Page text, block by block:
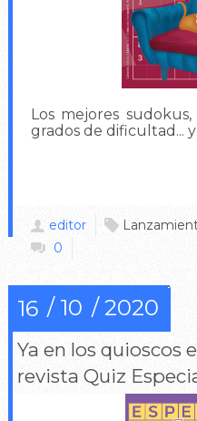
Los mejores
grados de dificultad...
editor
0
16 10 2020
Ya en los quioscos
revista Quiz